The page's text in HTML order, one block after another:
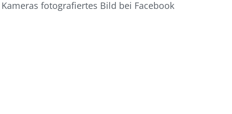
fotografiertes Bild bei Facebook